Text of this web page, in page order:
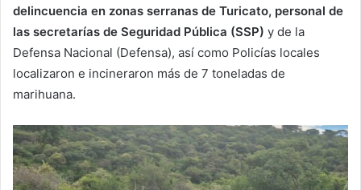
delincuencia en zonas serranas de Turicato, personal de
las secretarías de Seguridad Pública (SSP) y de la
Defensa Nacional (Defensa), así como Policías locales
localizaron e incineraron más de 7 toneladas de
marihuana.